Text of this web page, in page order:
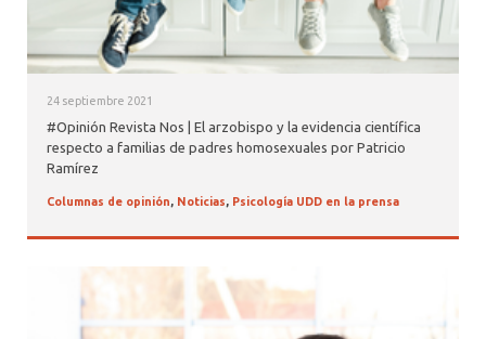
24 septiembre 2021
#Opinión Revista Nos | El arzobispo y la evidencia científica
respecto a familias de padres homosexuales por Patricio
Ramírez
Columnas de opinión, Noticias, Psicología UDD en la prensa